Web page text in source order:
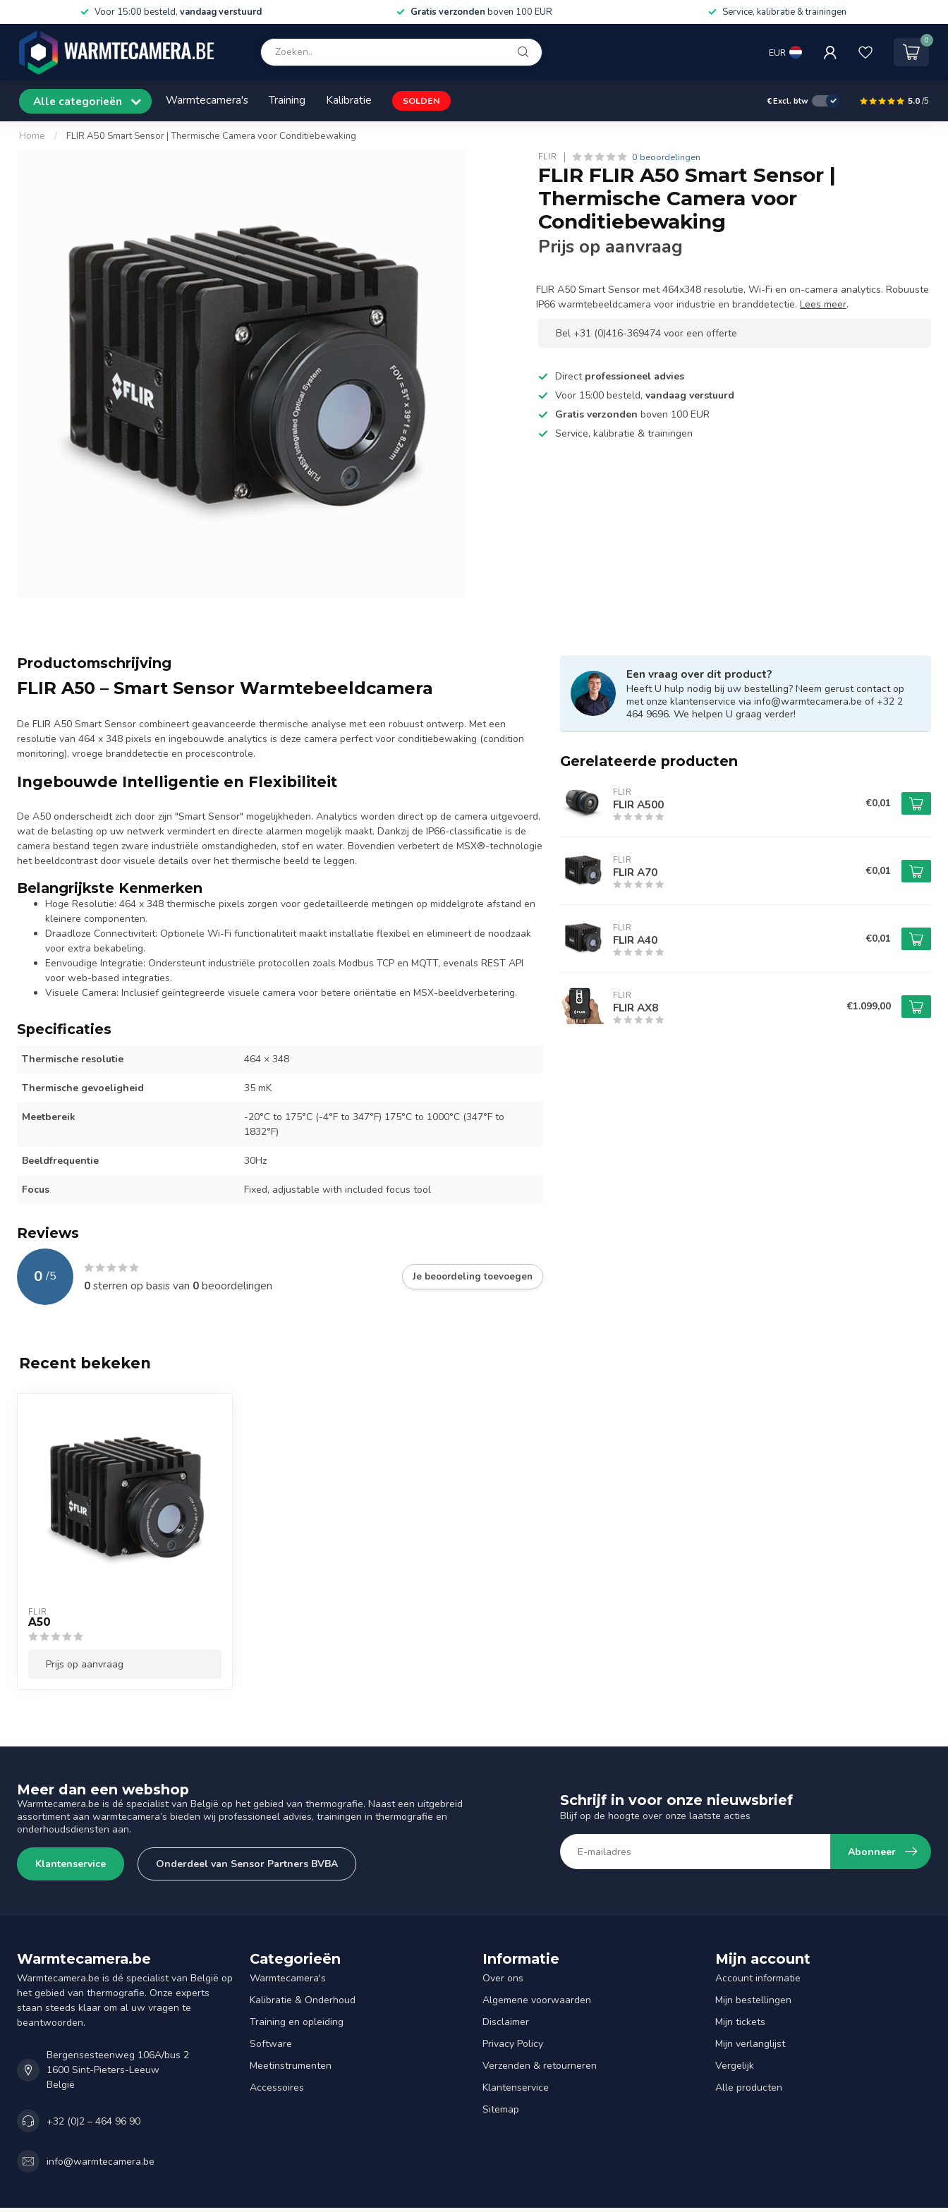
Voor 15:00 besteld, vandaag verstuurd Gratis verzonden boven 100 EUR Service, kalibratie & trainingen
EUR
0
Alle categorieën Warmtecamera's Training Kalibratie SOLDEN €Excl. btw 5.0/5
Home / FLIR A50 Smart Sensor | Thermische Camera voor Conditiebewaking
FLIR 0 beoordelingen
FLIR FLIR A50 Smart Sensor |
Thermische Camera voor
Conditiebewaking
Prijs op aanvraag
FLIR A50 Smart Sensor met 464x348 resolutie, Wi-Fi en on-camera analytics. Robuuste
IP66 warmtebeeldcamera voor industrie en branddetectie.Lees meer.
Bel +31 (0)416-369474 voor een offerte
Direct professioneel advies
Voor 15:00 besteld,vandaag verstuurd
Gratis verzonden boven 100 EUR
Service, kalibratie & trainingen
Productomschrijving
FLIR A50 – Smart Sensor Warmtebeeldcamera
De FLIR A50 Smart Sensor combineert geavanceerde thermische analyse met een robuust ontwerp. Met een
resolutie van 464 x 348 pixels en ingebouwde analytics is deze camera perfect voor conditiebewaking (condition
monitoring), vroege branddetectie en procescontrole.
Ingebouwde Intelligentie en Flexibiliteit
De A50 onderscheidt zich door zijn "Smart Sensor" mogelijkheden. Analytics worden direct op de camera uitgevoerd,
wat de belasting op uw netwerk vermindert en directe alarmen mogelijk maakt. Dankzij de IP66-classificatie is de
camera bestand tegen zware industriële omstandigheden, stof en water. Bovendien verbetert de MSX®-technologie
het beeldcontrast door visuele details over het thermische beeld te leggen.
Belangrijkste Kenmerken
Hoge Resolutie: 464 x 348 thermische pixels zorgen voor gedetailleerde metingen op middelgrote afstand en
kleinere componenten.
Draadloze Connectiviteit: Optionele Wi-Fi functionaliteit maakt installatie flexibel en elimineert de noodzaak
voor extra bekabeling.
Eenvoudige Integratie: Ondersteunt industriële protocollen zoals Modbus TCP en MQTT, evenals REST API
voor web-based integraties.
Visuele Camera: Inclusief geïntegreerde visuele camera voor betere oriëntatie en MSX-beeldverbetering.
Specificaties
Thermische resolutie 464 × 348
Thermische gevoeligheid 35 mK
Meetbereik
-20°C to 175°C (-4°F to 347°F) 175°C to 1000°C (347°F to
1832°F)
Beeldfrequentie 30Hz
Focus Fixed, adjustable with included focus tool
Reviews
0 /5
0sterren op basis van 0beoordelingen
Je beoordeling toevoegen
Een vraag over dit product?
Heeft U hulp nodig bij uw bestelling? Neem gerust contact op
met onze klantenservice via info@warmtecamera.be of +32 2
464 9696. We helpen U graag verder!
Gerelateerde producten
FLIR
FLIR A500 €0,01
FLIR
FLIR A70 €0,01
FLIR
FLIR A40 €0,01
FLIR
FLIR AX8 €1.099,00
Recent bekeken
FLIR
A50
Prijs op aanvraag
Meer dan een webshop
Warmtecamera.be is dé specialist van België op het gebied van thermografie. Naast een uitgebreid
assortiment aan warmtecamera’s bieden wij professioneel advies, trainingen in thermografie en
onderhoudsdiensten aan.
Klantenservice Onderdeel van Sensor Partners BVBA
Schrijf in voor onze nieuwsbrief
Blijf op de hoogte over onze laatste acties
Abonneer
Warmtecamera.be
Warmtecamera.be is dé specialist van België op
het gebied van thermografie. Onze experts
staan steeds klaar om al uw vragen te
beantwoorden.
Bergensesteenweg 106A/bus 2
1600 Sint-Pieters-Leeuw
België
+32 (0)2 – 464 96 90
info@warmtecamera.be
Categorieën
Warmtecamera's
Kalibratie & Onderhoud
Training en opleiding
Software
Meetinstrumenten
Accessoires
Informatie
Over ons
Algemene voorwaarden
Disclaimer
Privacy Policy
Verzenden & retourneren
Klantenservice
Sitemap
Mijn account
Account informatie
Mijn bestellingen
Mijn tickets
Mijn verlanglijst
Vergelijk
Alle producten